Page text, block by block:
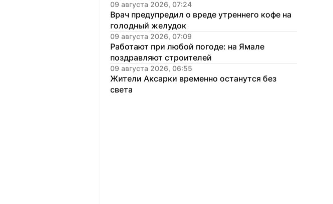
09 августа 2026, 07:24
Врач предупредил о вреде утреннего кофе на
голодный желудок
09 августа 2026, 07:09
Работают при любой погоде: на Ямале
поздравляют строителей
09 августа 2026, 06:55
Жители Аксарки временно останутся без
света